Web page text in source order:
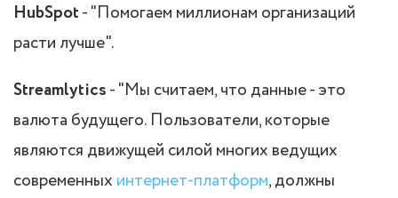
HubSpot- "Помогаем миллионам организаций
расти лучше".
Streamlytics- "Мы считаем, что данные - это
валюта будущего. Пользователи, которые
являются движущей силой многих ведущих
современных интернет-платформ, должны